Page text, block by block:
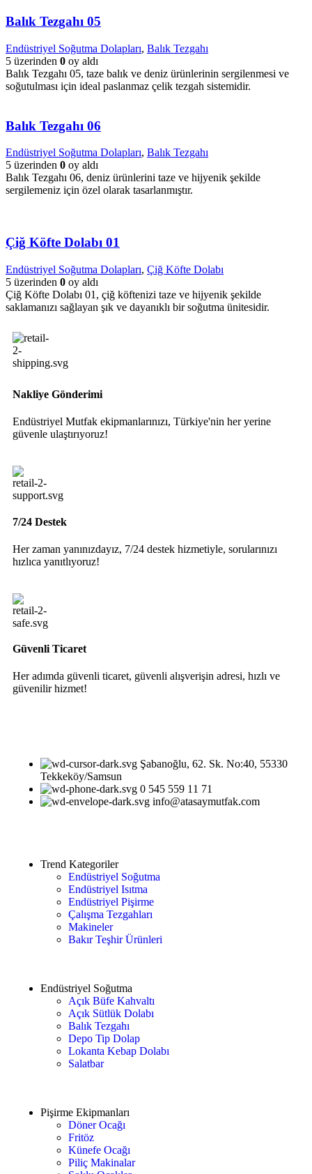
Balık Tezgahı 05
Endüstriyel Soğutma Dolapları, Balık Tezgahı
5 üzerinden 0 oy aldı
Balık Tezgahı 05, taze balık ve deniz ürünlerinin sergilenmesi ve
soğutulması için ideal paslanmaz çelik tezgah sistemidir.
Balık Tezgahı 06
Endüstriyel Soğutma Dolapları, Balık Tezgahı
5 üzerinden 0 oy aldı
Balık Tezgahı 06, deniz ürünlerini taze ve hijyenik şekilde
sergilemeniz için özel olarak tasarlanmıştır.
Çiğ Köfte Dolabı 01
Endüstriyel Soğutma Dolapları, Çiğ Köfte Dolabı
5 üzerinden 0 oy aldı
Çiğ Köfte Dolabı 01, çiğ köftenizi taze ve hijyenik şekilde
saklamanızı sağlayan şık ve dayanıklı bir soğutma ünitesidir.
Nakliye Gönderimi
Endüstriyel Mutfak ekipmanlarınızı, Türkiye'nin her yerine
güvenle ulaştırıyoruz!
7/24 Destek
Her zaman yanınızdayız, 7/24 destek hizmetiyle, sorularınızı
hızlıca yanıtlıyoruz!
Güvenli Ticaret
Her adımda güvenli ticaret, güvenli alışverişin adresi, hızlı ve
güvenilir hizmet!
Şabanoğlu, 62. Sk. No:40, 55330
Tekkeköy/Samsun
0 545 559 11 71
info@atasaymutfak.com
Trend Kategoriler
Endüstriyel Soğutma
Endüstriyel Isıtma
Endüstriyel Pişirme
Çalışma Tezgahları
Makineler
Bakır Teşhir Ürünleri
Endüstriyel Soğutma
Açık Büfe Kahvaltı
Açık Sütlük Dolabı
Balık Tezgahı
Depo Tip Dolap
Lokanta Kebap Dolabı
Salatbar
Pişirme Ekipmanları
Döner Ocağı
Fritöz
Künefe Ocağı
Piliç Makinalar